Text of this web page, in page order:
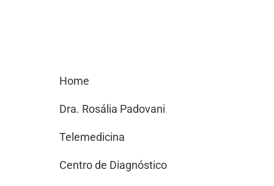
Home
Dra. Rosália Padovani
Telemedicina
Centro de Diagnóstico